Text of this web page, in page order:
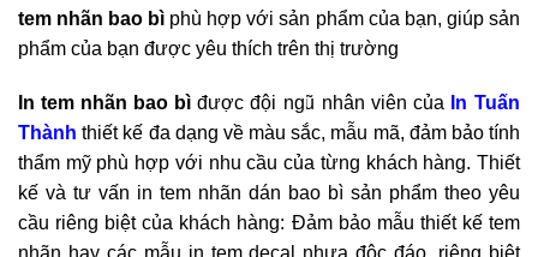
tem nhãn bao bì phù hợp với sản phẩm của bạn, giúp sản
phẩm của bạn được yêu thích trên thị trường
In tem nhãn bao bì được đội ngũ nhân viên của
In Tuấn
Thành thiết kế đa dạng về màu sắc, mẫu mã, đảm bảo tính
thẩm mỹ phù hợp với nhu cầu của từng khách hàng. Thiết
kế và tư vấn in tem nhãn dán bao bì sản phẩm theo yêu
cầu riêng biệt của khách hàng: Đảm bảo mẫu thiết kế tem